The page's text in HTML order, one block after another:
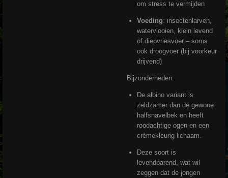
om stress te vermijden
Voeding: insectenlarven,
watervlooien, klein levend
of diepvriesvoer – soms
ook droogvoer (bij voorkeur
drijvend)
Bijzonderheden:
De albino variant is
zeldzamer dan de gewone
halfsnavelbek en heeft
roodachtige ogen en een
crèmekleurig lichaam.
Deze soort is
levendbarend, wat wil
zeggen dat de jongen